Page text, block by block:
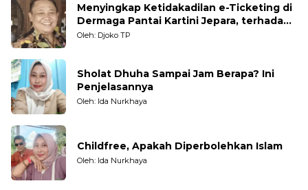
Menyingkap Ketidakadilan e-Ticketing di
Dermaga Pantai Kartini Jepara, terhadap
Nelayan Tradisional
Oleh: Djoko TP
Sholat Dhuha Sampai Jam Berapa? Ini
Penjelasannya
Oleh: Ida Nurkhaya
Childfree, Apakah Diperbolehkan Islam
Oleh: Ida Nurkhaya